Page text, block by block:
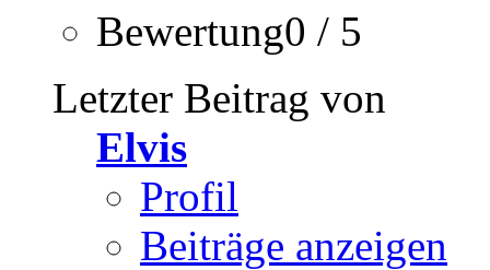
Bewertung0 / 5
Letzter Beitrag von
Elvis
Profil
Beiträge anzeigen